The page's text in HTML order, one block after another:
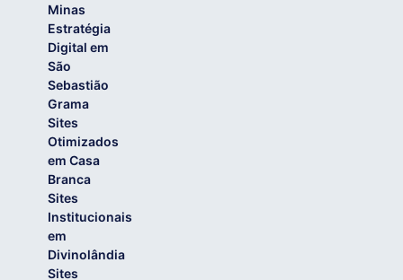
Minas
Estratégia
Digital em
São
Sebastião
Grama
Sites
Otimizados
em Casa
Branca
Sites
Institucionais
em
Divinolândia
Sites